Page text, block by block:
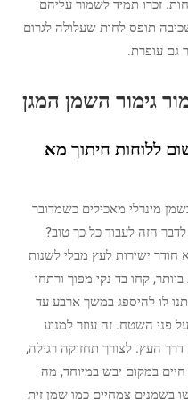
זכרו תמיד לשמור עליהם
תופס לחות שעלולה לגרום
גימור השמן המגן
ללוחות חיתוך מא
מינרלי מאכילים כשמדובר
הזה לעבוד כל כך טוב?
חודר ישירות לעץ מבלי לשנות
קחו בד נקי מפוך ורתחו
לו להיספג במשך ארבע עד
השטח. זה עוזר למנוע
העץ. לצורך תחזוקה רגילה,
במקום יבש במיוחד, מה
בשמנים צמחיים כמו שמן זית